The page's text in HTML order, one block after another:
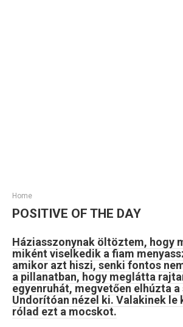
Home
POSITIVE OF THE DAY
Háziasszonynak öltöztem, hogy
miként viselkedik a fiam
amikor azt hiszi, senki fontos
a pillanatban, hogy meglátta
egyenruhát, megvetően elhúzta a
Undorítóan nézel ki. Valakinek le
rólad ezt a mocskot.